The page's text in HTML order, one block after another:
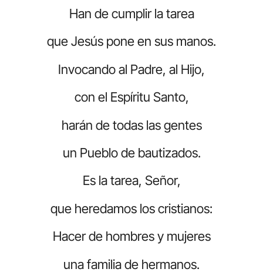
Han de cumplir la tarea
que Jesús pone en sus manos.
Invocando al Padre, al Hijo,
con el Espíritu Santo,
harán de todas las gentes
un Pueblo de bautizados.
Es la tarea, Señor,
que heredamos los cristianos:
Hacer de hombres y mujeres
una familia de hermanos.